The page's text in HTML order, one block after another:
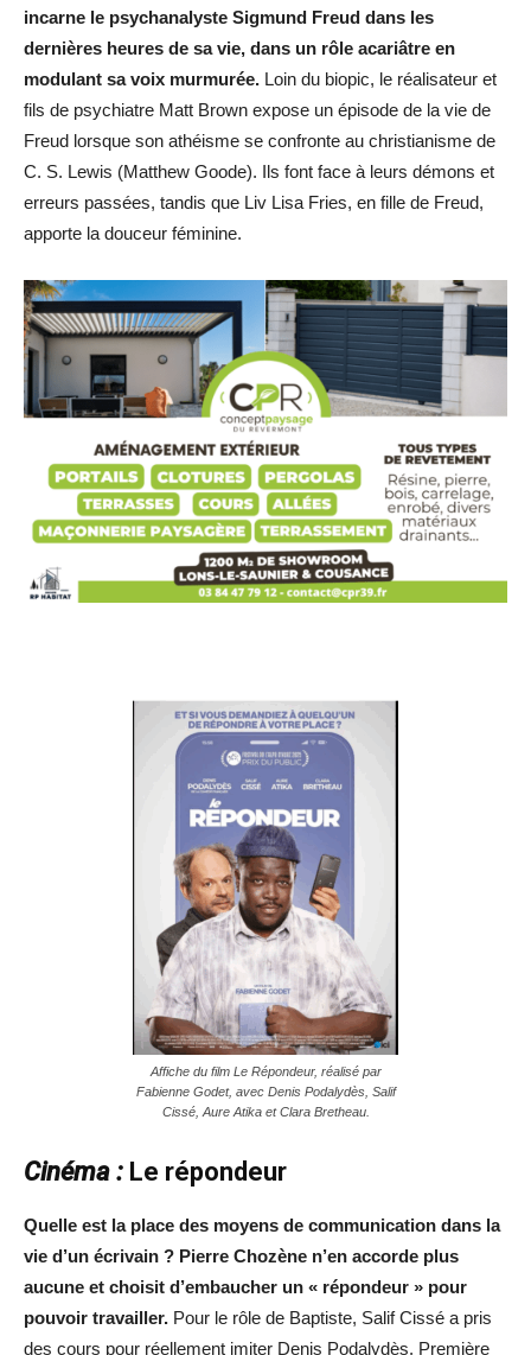
incarne le psychanalyste Sigmund Freud dans les
dernières heures de sa vie, dans un rôle acariâtre en
modulant sa voix murmurée. Loin du biopic, le réalisateur et
fils de psychiatre Matt Brown expose un épisode de la vie de
Freud lorsque son athéisme se confronte au christianisme de
C. S. Lewis (Matthew Goode). Ils font face à leurs démons et
erreurs passées, tandis que Liv Lisa Fries, en fille de Freud,
apporte la douceur féminine.
Affiche du film Le Répondeur, réalisé par
Fabienne Godet, avec Denis Podalydès, Salif
Cissé, Aure Atika et Clara Bretheau.
Cinéma : Le répondeur
Quelle est la place des moyens de communication dans la
vie d’un écrivain ? Pierre Chozène n’en accorde plus
aucune et choisit d’embaucher un « répondeur » pour
pouvoir travailler. Pour le rôle de Baptiste, Salif Cissé a pris
des cours pour réellement imiter Denis Podalydès. Première